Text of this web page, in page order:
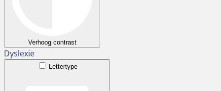
Verhoog contrast
Dyslexie
Lettertype